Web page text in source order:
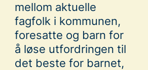
mellom aktuelle
fagfolk i kommunen,
foresatte og barn for
å løse utfordringen til
det beste for barnet,